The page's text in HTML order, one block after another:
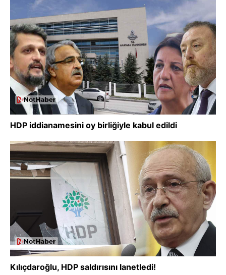
HDP iddianamesini oy birliğiyle kabul edildi
Kılıçdaroğlu, HDP saldırısını lanetledi!